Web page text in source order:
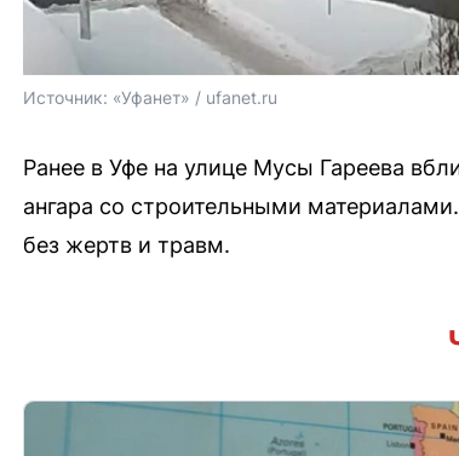
Источник: «Уфанет» / ufanet.ru
Ранее в Уфе на улице Мусы Гареева
ангара со строительными
без жертв и травм.